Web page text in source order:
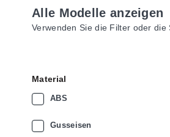
Alle Modelle anzeigen
Verwenden Sie die Filter oder die
Material
ABS
Gusseisen